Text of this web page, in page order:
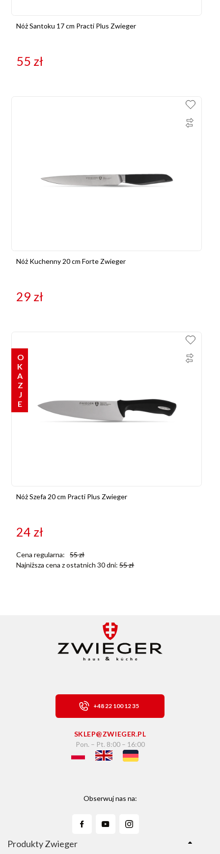
Nóż Santoku 17 cm Practi Plus Zwieger
55 zł
Nóż Kuchenny 20 cm Forte Zwieger
29 zł
OKAZJE
Nóż Szefa 20 cm Practi Plus Zwieger
24 zł
Cena regularna: 55zł
Najniższa cena z ostatnich 30 dni:55zł
+48 22 100 12 35
SKLEP@ZWIEGER.PL
Pon. – Pt. 8:00 – 16:00
Obserwuj nas na:
Produkty Zwieger